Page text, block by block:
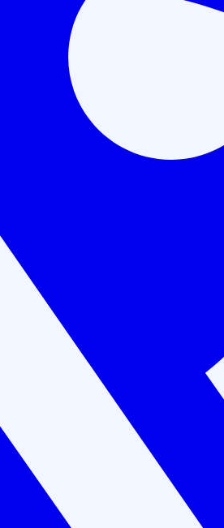
материалов (72
№Л035-01198-